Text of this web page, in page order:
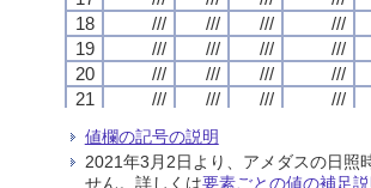
18
/// /// /// ///
19
/// /// /// ///
20
/// /// /// ///
21
/// /// /// ///
23
/// ///
24
/// /// /// ///
18
/// /// /// ///
19
/// /// /// ///
20
/// /// /// ///
21
/// /// /// ///
23
/// ///
24
/// /// /// ///
18
/// /// /// ///
19
/// /// /// ///
20
/// /// /// ///
21
/// /// /// ///
23
/// ///
24
/// /// /// ///
18
/// /// /// ///
19
/// /// /// ///
20
/// /// /// ///
21
/// /// /// ///
23
/// ///
24
/// /// /// ///
値欄の記号の説明
2021年3月2日より、アメダスの日照
せん。詳しくは要素ごとの値の補足説